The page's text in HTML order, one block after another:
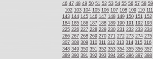
46 47 48 49 50 51 52 53 54 55 56 57 58 59
102 103 104 105 106 107 108 109 110 111
143 144 145 146 147 148 149 150 151 152
184 185 186 187 188 189 190 191 192 193
225 226 227 228 229 230 231 232 233 234
266 267 268 269 270 271 272 273 274 275
307 308 309 310 311 312 313 314 315 316
348 349 350 351 352 353 354 355 356 357
389 390 391 392 393 394 395 396 397 398